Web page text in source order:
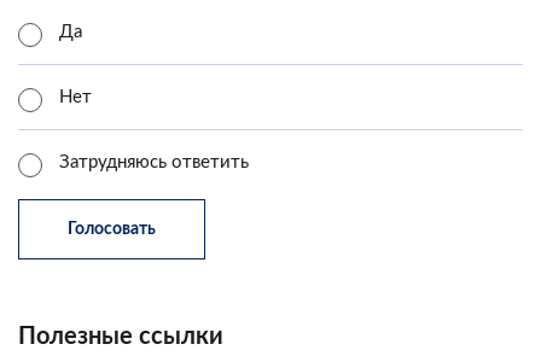
Да
Нет
Затрудняюсь ответить
Полезные ссылки